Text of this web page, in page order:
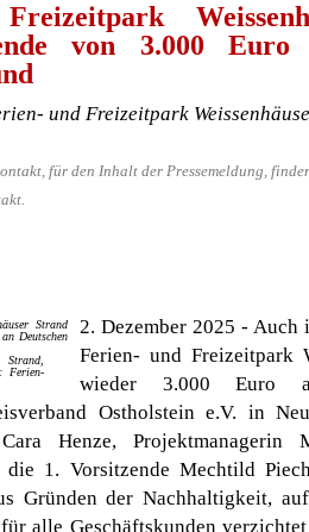
von 3.000 Euro
und Freizeitpark
für den Inhalt der Pressemeldung,
Ferien-
2. Dezember 2025 - Auch
Ferien- und Freizeitpark
wieder 3.000 Euro
Ostholstein e.V. in
Henze, Projektmanagerin
die 1. Vorsitzende Mechtild
Gründen der Nachhaltigkeit,
alle Geschäftskunden